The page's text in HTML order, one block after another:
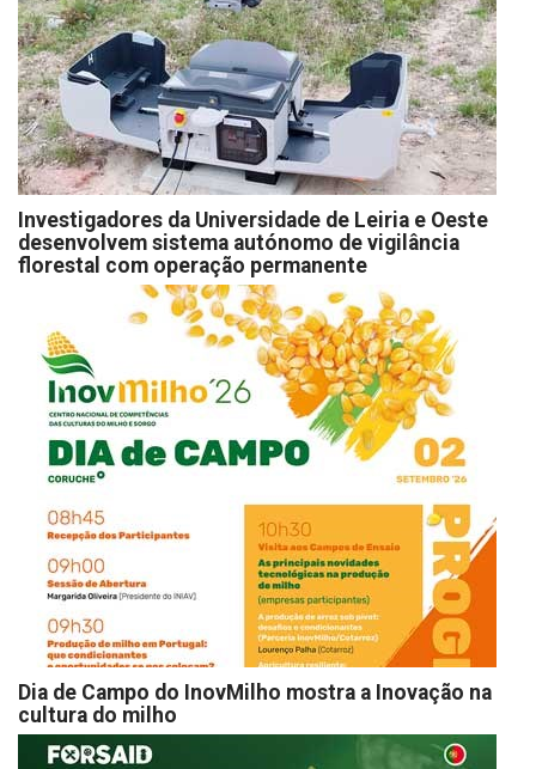
Investigadores da Universidade de Leiria e Oeste
desenvolvem sistema autónomo de vigilância
florestal com operação permanente
Dia de Campo do InovMilho mostra a Inovação na
cultura do milho